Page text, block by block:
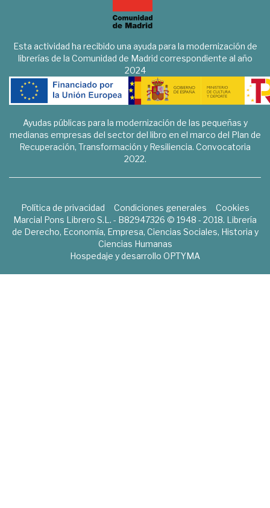
Esta actividad ha recibido una ayuda para la modernización de
librerías de la Comunidad de Madrid correspondiente al año
2024
Ayudas públicas para la modernización de las pequeñas y
medianas empresas del sector del libro en el marco del Plan de
Recuperación, Transformación y Resiliencia. Convocatoria
2022.
Política de privacidad Condiciones generales
Cookies
Marcial Pons Librero S.L. - B82947326 © 1948 - 2018. Librería
de Derecho, Economía, Empresa, Ciencias Sociales, Historia y
Ciencias Humanas
Hospedaje y desarrollo OPTYMA